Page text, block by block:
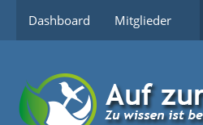
Dashboard Mitglieder